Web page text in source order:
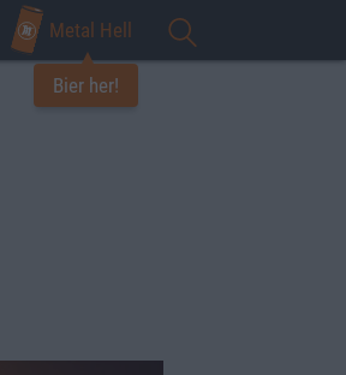
Metal Hell
Bier her!